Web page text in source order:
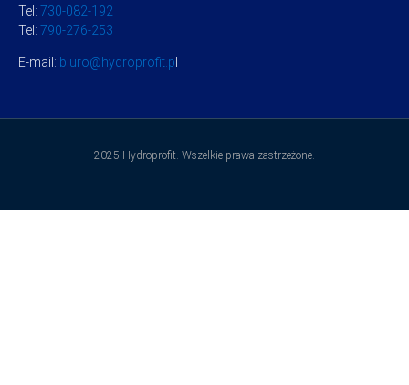
Tel: 730-082-192
Tel: 790-276-253
E-mail: biuro@hydroprofit.p
2025 Hydroprofit. Wszelkie prawa zastrzeżone.